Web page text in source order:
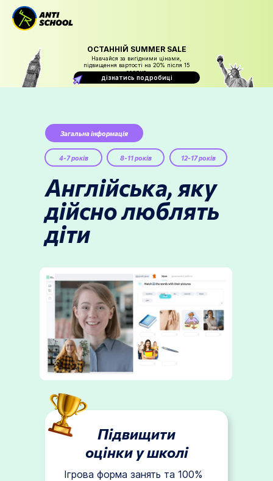
ОСТАННІЙ SUMMER SALE
дізнатись подробиці
Навчайся за вигідними цінами,
підвищення вартості на 20% після 15
серпня
Підвищити
оцінки у школі
Ігрова форма занять та 100%
Англiйська, яку
дiйсно люблять
діти
4-7 років 8-11 років 12-17 років
Загальна інформація